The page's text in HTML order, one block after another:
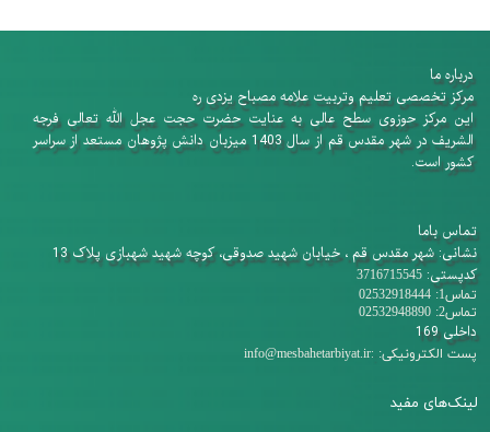
درباره ما
​​​​​​​مرکز تخصصی تعلیم وتربیت علامه مصباح یزدی ره
این مرکز حوزوی سطح عالی به عنایت حضرت حجت عجل الله تعالی فرجه
الشریف در شهر مقدس قم از سال 1403 میزبان دانش پژوهان​​​​​​​ مستعد از سراسر
کشور است.
لینک‌های مفید
تماس باما
نشانی: شهر مقدس قم ، خیابان شهید صدوقی، کوچه شهید شهبازی پلاک 13
کدپستی:3716715545
تماس1: 02532918444
تماس2: 02532948890
داخلی 169
پست الکترونیکی: :
info@mesbahetarbiyat.ir